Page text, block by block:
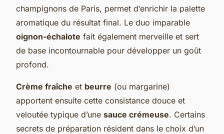
champignons de Paris, permet d’enrichir la palette
aromatique du résultat final. Le duo imparable
oignon-échalote fait également merveille et sert
de base incontournable pour développer un goût
profond.
Crème fraîche et beurre (ou margarine)
apportent ensuite cette consistance douce et
veloutée typique d’une sauce crémeuse. Certains
secrets de préparation résident dans le choix d’un